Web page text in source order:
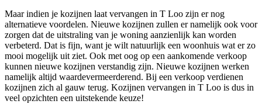
Maar indien je kozijnen laat vervangen in T Loo zijn er nog
alternatieve voordelen. Nieuwe kozijnen zullen er namelijk ook voor
zorgen dat de uitstraling van je woning aanzienlijk kan worden
verbeterd. Dat is fijn, want je wilt natuurlijk een woonhuis wat er zo
mooi mogelijk uit ziet. Ook met oog op een aankomende verkoop
kunnen nieuwe kozijnen verstandig zijn. Nieuwe kozijnen werken
namelijk altijd waardevermeerderend. Bij een verkoop verdienen
kozijnen zich al gauw terug. Kozijnen vervangen in T Loo is dus in
veel opzichten een uitstekende keuze!